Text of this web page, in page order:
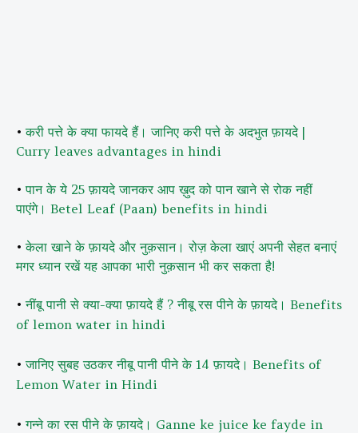
•करी पत्ते के क्या फायदे हैं। जानिए करी पत्ते के अदभुत फ़ायदे |
Curry leaves advantages in hindi
•पान के ये 25 फ़ायदे जानकर आप ख़ुद को पान खाने से रोक नहीं
पाएंगे। Betel Leaf (Paan) benefits in hindi
•केला खाने के फ़ायदे और नुक़सान। रोज़ केला खाएं अपनी सेहत बनाएं
मगर ध्यान रखें यह आपका भारी नुक़सान भी कर सकता है!
•नींबू पानी से क्या-क्या फ़ायदे हैं ? नीबू रस पीने के फ़ायदे। Benefits
of lemon water in hindi
•जानिए सुबह उठकर नीबू पानी पीने के 14 फ़ायदे। Benefits of
Lemon Water in Hindi
•गन्ने का रस पीने के फ़ायदे। Ganne ke juice ke fayde in